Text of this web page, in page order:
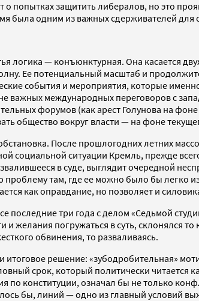
о попытках защитить либералов, но это
была одним из важных сдерживателей для
логика — конъюнктурная. Она касается
Ее потенциальный масштаб и
события и мероприятия, которые
важных международных переговоров с
форумов (как арест Голунова на
общество вокруг власти — на фоне
После прошлогодних летних
социальной ситуации Кремль, прежде
в суде, выглядит очередной
там, где ее можно было бы легко
как оправдание, но позволяет и
последние три года с делом «Седьмой
и желания погружаться в суть, склонялся
обвинения, то разваливаясь.
итоговое решение: «зубодробительная»
срок, который политически читается
по конституции, означал бы не только
бы, линий — одно из главный условий